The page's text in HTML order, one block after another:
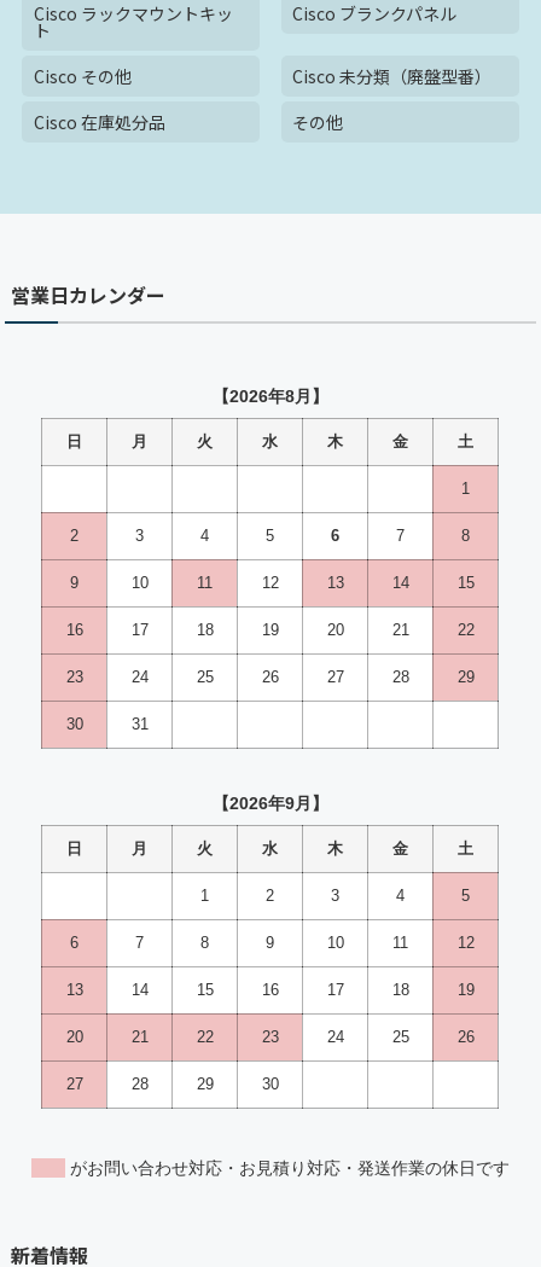
Cisco ラックマウントキッ
ト
Cisco ブランクパネル
Cisco その他
Cisco 未分類（廃盤型番）
Cisco 在庫処分品
その他
営業日カレンダー
新着情報